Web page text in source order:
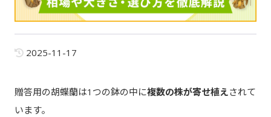
2025-11-17
贈答用の胡蝶蘭は1つの鉢の中に複数の株が寄せ植えされて
います。